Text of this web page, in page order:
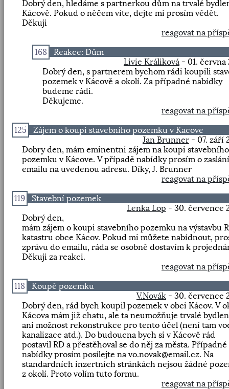
Dobrý den, hledáme s partnerkou dům na trvalé
Kácově. Pokud o něčem víte, dejte mi prosím vědět.
Děkuji
reagovat na
168
Reakce: Dům
Livie Králiková- 01. června
Dobrý den, s partnerem bychom rádi koupili
pozemek v Kácově a okolí. Za případné nabídky
budeme rádi.
Děkujeme.
reagovat na
125
Zájem o koupi stavebního pozemku v Kacove
Jan Brunner- 07. září
Dobry den, mám eminentni zájem na koupi stavebního
pozemku v Kácove. V případě nabídky prosím o zaslání
emailu na uvedenou adresu. Díky, J. Brunner
reagovat na
119
Stavební pozemek
Lenka Lop - 30. července
Dobrý den,
mám zájem o koupi stavebního pozemku na výstavbu
katastru obce Kácov. Pokud mi můžete nabídnout,
zprávu do emailu, ráda se osobně dostavím k
Děkuji za reakci.
reagovat na
118
Koupě pozemku
V.Novák- 30. července
Dobrý den, rád bych koupil pozemek v obci Kácov. V
Kácova mám již chatu, ale ta neumožňuje trvalé
ani možnost rekonstrukce pro tento účel (není tam
kanalizace atd.). Do budoucna bych si v Kácově rád
postavil RD a přestěhoval se do něj za města. Případné
nabídky prosím posílejte na vo.novak@email.cz. Na
standardních inzertních stránkách nejsou žádné
z okolí. Proto volím tuto formu.
reagovat na